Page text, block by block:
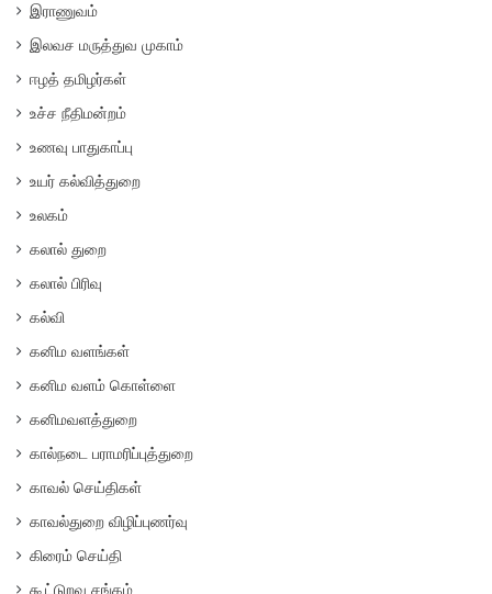
இராணுவம்
இலவச மருத்துவ முகாம்
ஈழத் தமிழர்கள்
உச்ச நீதிமன்றம்
உணவு பாதுகாப்பு
உயர் கல்வித்துறை
உலகம்
கலால் துறை
கலால் பிரிவு
கல்வி
கனிம வளங்கள்
கனிம வளம் கொள்ளை
கனிமவளத்துறை
கால்நடை பராமரிப்புத்துறை
காவல் செய்திகள்
காவல்துறை விழிப்புணர்வு
கிரைம் செய்தி
கூட்டுறவு சங்கம்